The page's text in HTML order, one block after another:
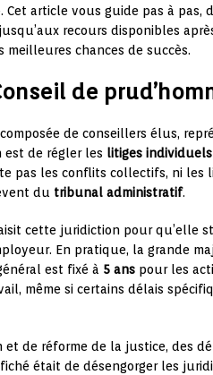
article vous guide pas à pas,
recours disponibles
chances de succès.
de
de conseillers élus,
est de régler les litiges
pas les conflits collectifs, ni les
du tribunal administratif.
cette juridiction pour qu’elle
En pratique, la grande
est fixé à 5 ans pour les
même si certains délais
et de réforme de la justice, des
était de désengorger les